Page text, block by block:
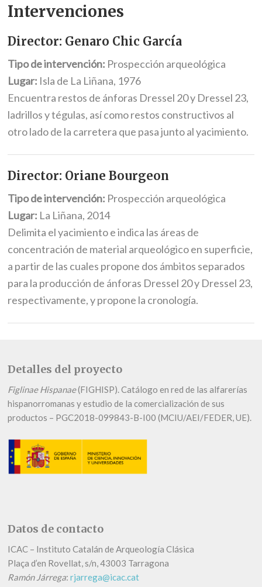
Intervenciones
Director: Genaro Chic García
Tipo de intervención: Prospección arqueológica
Lugar: Isla de La Liñana, 1976
Encuentra restos de ánforas Dressel 20 y Dressel 23,
ladrillos y tégulas, así como restos constructivos al
otro lado de la carretera que pasa junto al yacimiento.
Director: Oriane Bourgeon
Tipo de intervención: Prospección arqueológica
Lugar: La Liñana, 2014
Delimita el yacimiento e indica las áreas de
concentración de material arqueológico en superficie,
a partir de las cuales propone dos ámbitos separados
para la producción de ánforas Dressel 20 y Dressel 23,
respectivamente, y propone la cronología.
Detalles del proyecto
Figlinae Hispanae(FIGHISP). Catálogo en red de las alfarerías
hispanorromanas y estudio de la comercialización de sus
productos – PGC2018-099843-B-I00 (MCIU/AEI/FEDER, UE).
Datos de contacto
ICAC – Instituto Catalán de Arqueología Clásica
Plaça d’en Rovellat, s/n, 43003 Tarragona
Ramón Járrega:rjarrega@icac.cat